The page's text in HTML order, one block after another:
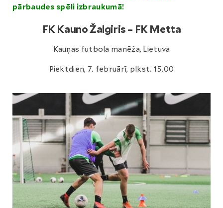
pārbaudes spēli izbraukumā!
FK Kauno Žalgiris – FK Metta
Kauņas futbola manēža, Lietuva
Piektdien, 7. februārī, plkst. 15.00